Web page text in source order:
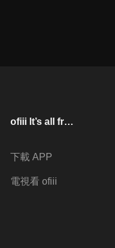
ofiii lt’s all free
下載 APP
電視看 ofiii